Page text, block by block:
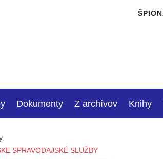
Dokumenty Z archívov Knihy
SPRAVODAJSKÉ SLUŽBY